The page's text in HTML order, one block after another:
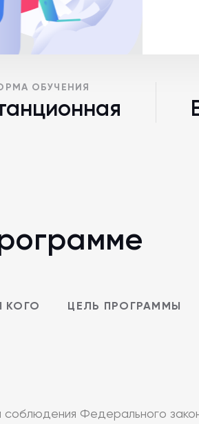
ОБУЧЕНИЯ
КОГО ЦЕЛЬ ПРОГРАММЫ
Федерального